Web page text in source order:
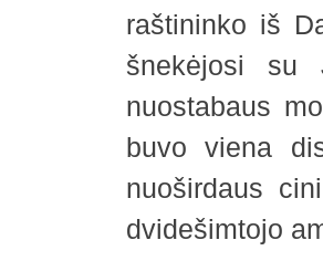
raštininko iš
šnekėjosi su
nuostabaus
buvo viena
nuoširdaus
dvidešimtojo